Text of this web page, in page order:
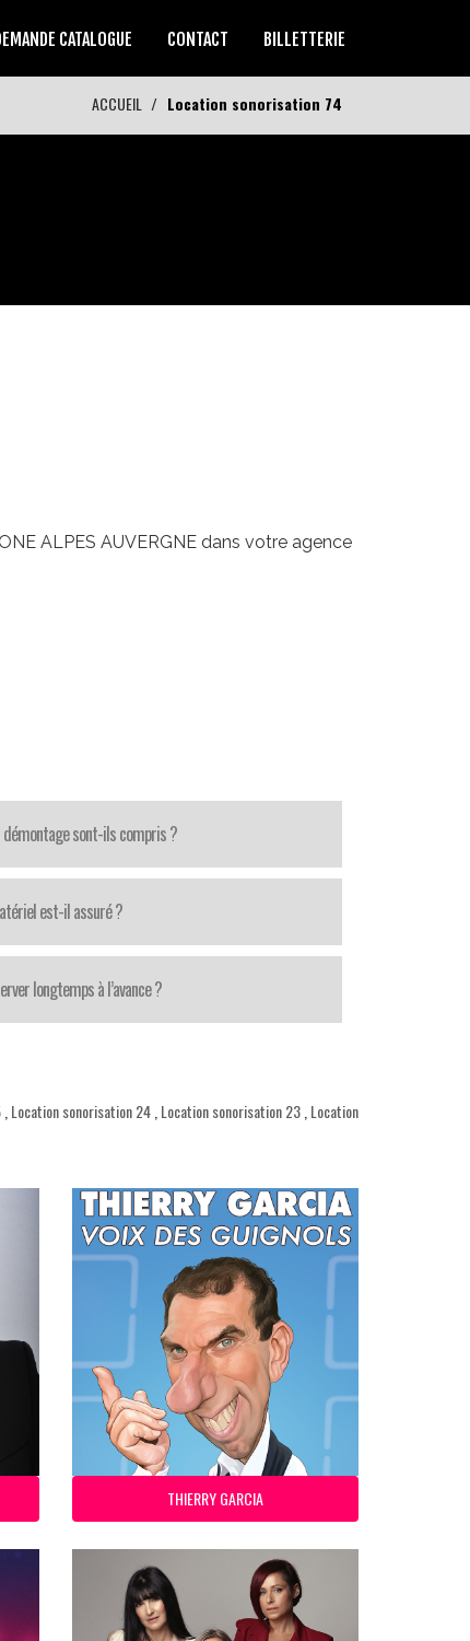
CATALOGUE CONTACT BILLETTERIE
ACCUEIL Location sonorisation 74
ALPES AUVERGNE dans votre agence
sont-ils compris ?
est-il assuré ?
longtemps à l’avance ?
Location sonorisation 24 Location sonorisation 23 Location
THIERRY GARCIA